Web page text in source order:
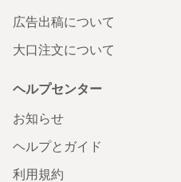
広告出稿について
大口注文について
ヘルプセンター
お知らせ
ヘルプとガイド
利用規約